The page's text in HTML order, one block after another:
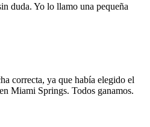
duda. Yo lo llamo una pequeña
correcta, ya que había elegido el
Miami Springs. Todos ganamos.